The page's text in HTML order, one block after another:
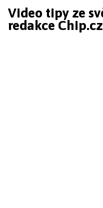
Video tipy ze
redakce